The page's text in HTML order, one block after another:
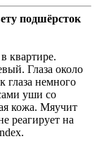
подшёрсток
квартире.
Глаза около
глаза немного
уши со
кожа. Мяучит
реагирует на